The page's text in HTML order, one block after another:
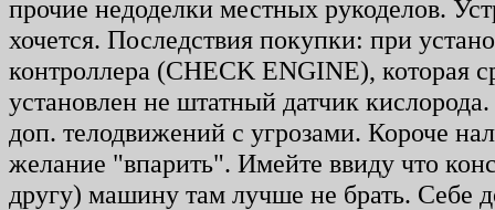
прочие недоделки местных рукоделов.
хочется. Последствия покупки: при
контроллера (CHECK ENGINE), которая
установлен не штатный датчик
доп. телодвижений с угрозами. Короче
желание "впарить". Имейте ввиду что
другу) машину там лучше не брать. Себе